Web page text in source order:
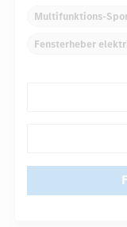
Multifunktions-
Fensterheber